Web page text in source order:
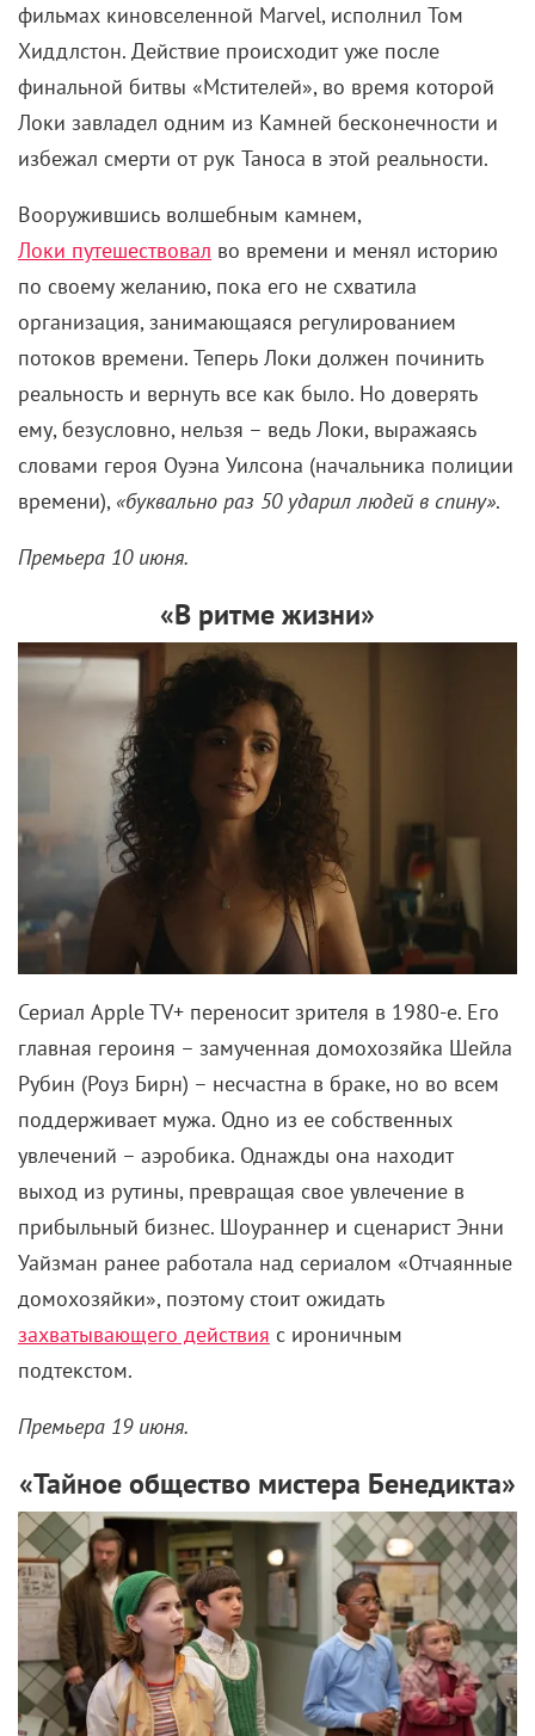
фильмах киновселенной Marvel, исполнил Том
Хиддлстон. Действие происходит уже после
финальной битвы «Мстителей», во время которой
Локи завладел одним из Камней бесконечности и
избежал смерти от рук Таноса в этой реальности.
Вооружившись волшебным камнем,
Локи путешествовал во времени и менял историю
по своему желанию, пока его не схватила
организация, занимающаяся регулированием
потоков времени. Теперь Локи должен починить
реальность и вернуть все как было. Но доверять
ему, безусловно, нельзя – ведь Локи, выражаясь
словами героя Оуэна Уилсона (начальника полиции
времени),«буквально раз 50 ударил людей в спину».
Премьера 10 июня.
«В ритме жизни»
Сериал Apple TV+ переносит зрителя в 1980-е. Его
главная героиня – замученная домохозяйка Шейла
Рубин (Роуз Бирн) – несчастна в браке, но во всем
поддерживает мужа. Одно из ее собственных
увлечений – аэробика. Однажды она находит
выход из рутины, превращая свое увлечение в
прибыльный бизнес. Шоураннер и сценарист Энни
Уайзман ранее работала над сериалом «Отчаянные
домохозяйки», поэтому стоит ожидать
захватывающего действия с ироничным
подтекстом.
Премьера 19 июня.
«Тайное общество мистера Бенедикта»